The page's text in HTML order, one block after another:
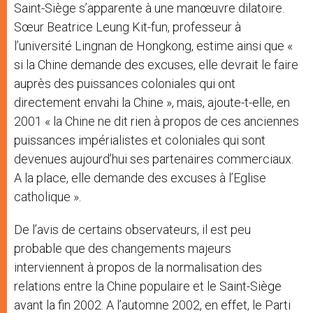
Saint-Siège s’apparente à une manœuvre dilatoire.
Sœur Beatrice Leung Kit-fun, professeur à
l’université Lingnan de Hongkong, estime ainsi que «
si la Chine demande des excuses, elle devrait le faire
auprès des puissances coloniales qui ont
directement envahi la Chine », mais, ajoute-t-elle, en
2001 « la Chine ne dit rien à propos de ces anciennes
puissances impérialistes et coloniales qui sont
devenues aujourd’hui ses partenaires commerciaux.
A la place, elle demande des excuses à l’Eglise
catholique ».
De l’avis de certains observateurs, il est peu
probable que des changements majeurs
interviennent à propos de la normalisation des
relations entre la Chine populaire et le Saint-Siège
avant la fin 2002. A l’automne 2002, en effet, le Parti